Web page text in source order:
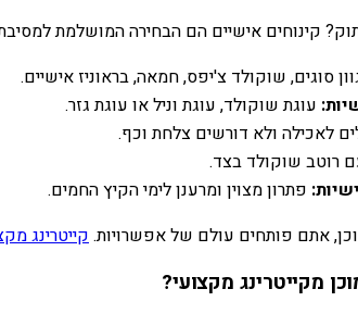
קינוחים אישיים הם הבחירה המושלמת
סוגים, שוקולד צ'יפס, חמאה, בראוניז אישיים.
עוגת שוקולד, עוגת וניל או עוגת גזר.
לאכילה ולא דורשים צלחת וכף.
רוטב שוקולד בצד.
פתרון מצוין ומרענן לימי הקיץ החמים.
אתם פותחים עולם של אפשרויות.קייטרינג
מקייטרינג מקצועי?